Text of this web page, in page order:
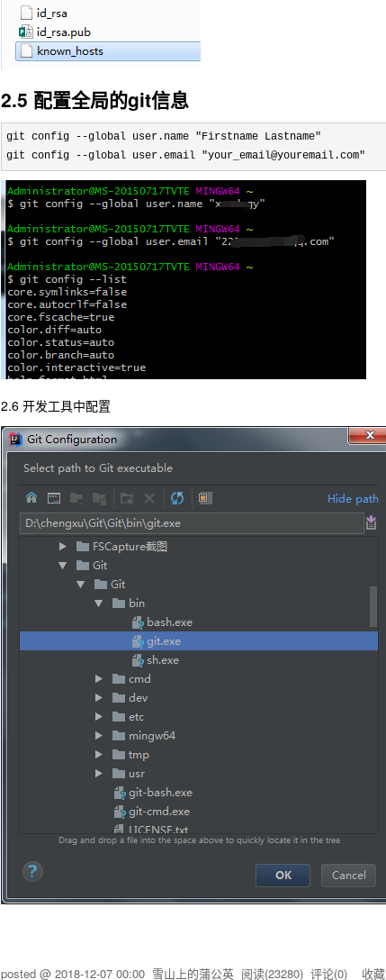
2.5 配置全局的git信息
git config --global user.name "Firstname Lastname"
git config
--global user.email "your_email@youremail.com"
2.6 开发工具中配置
posted @ 2018-12-07 00:00 雪山上的蒲公英 阅读(23280) 评论(0) 收藏